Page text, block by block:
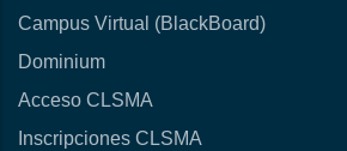
Campus Virtual (BlackBoard)
Dominium
Acceso CLSMA
Inscripciones CLSMA